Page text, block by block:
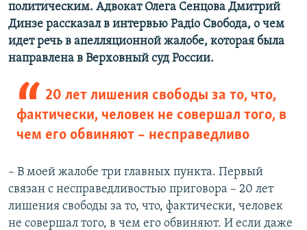
политическим. Адвокат Олега Сенцова Дмитрий
Динзе рассказал в интервью Радіо Свобода, о чем
идет речь в апелляционной жалобе, которая была
направлена в Верховный суд России.
20 лет лишения свободы за то, что,
фактически, человек не совершал того, в
чем его обвиняют – несправедливо
– В моей жалобе три главных пункта. Первый
связан с несправедливостью приговора – 20 лет
лишения свободы за то, что, фактически, человек
не совершал того, в чем его обвиняют. И если даже